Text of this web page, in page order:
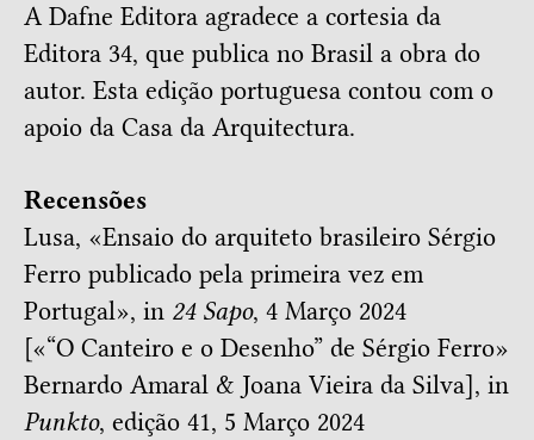
A Dafne Editora agradece a cortesia da
Editora 34, que publica no Brasil a obra do
autor. Esta edição portuguesa contou com o
apoio da Casa da Arquitectura.
Recensões
Lusa, «Ensaio do arquiteto brasileiro Sérgio
Ferro publicado pela primeira vez em
Portugal», in 24 Sapo, 4 Março 2024
[«“O Canteiro e o Desenho” de Sérgio Ferro»
Bernardo Amaral & Joana Vieira da Silva], in
Punkto, edição 41, 5 Março 2024